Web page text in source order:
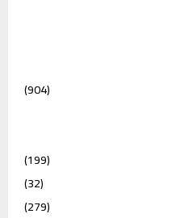
(904)
(199)
(32)
(279)